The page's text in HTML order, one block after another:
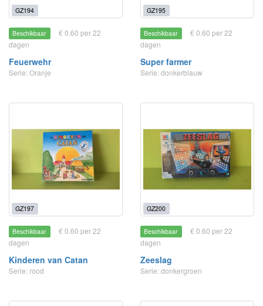
GZ194
Beschikbaar
€ 0.60 per 22
dagen
Feuerwehr
Serie: Oranje
GZ195
Beschikbaar
€ 0.60 per 22
dagen
Super farmer
Serie: donkerblauw
GZ197
Beschikbaar
€ 0.60 per 22
dagen
Kinderen van Catan
Serie: rood
GZ200
Beschikbaar
€ 0.60 per 22
dagen
Zeeslag
Serie: donkergroen